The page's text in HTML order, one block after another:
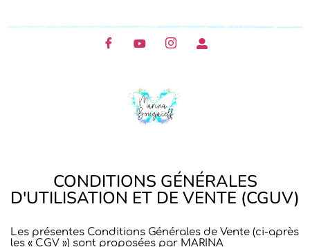
CONDITIONS GÉNÉRALES
D'UTILISATION ET DE VENTE (CGUV)
Les présentes Conditions Générales de Vente (ci-après
les « CGV ») sont proposées par MARINA